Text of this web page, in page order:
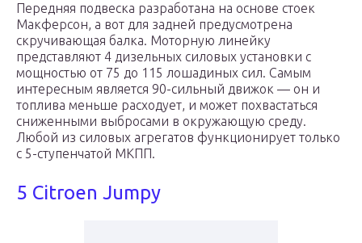
Передняя подвеска разработана на основе стоек
Макферсон, а вот для задней предусмотрена
скручивающая балка. Моторную линейку
представляют 4 дизельных силовых установки с
мощностью от 75 до 115 лошадиных сил. Самым
интересным является 90-сильный движок — он и
топлива меньше расходует, и может похвастаться
сниженными выбросами в окружающую среду.
Любой из силовых агрегатов функционирует только
с 5-ступенчатой МКПП.
5 Citroen Jumpy